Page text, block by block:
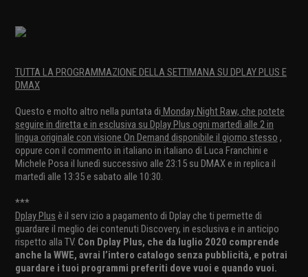
TUTTA LA PROGRAMMAZIONE DELLA SETTIMANA SU DPLAY PLUS E
DMAX
Questo e molto altro nella puntata di Monday Night Raw, che potete
seguire in diretta e in esclusiva su Dplay Plus ogni martedì alle 2 in
lingua originale con visione On Demand disponibile il giorno stesso ,
oppure con il commento in italiano in italiano di Luca Franchini e
Michele Posa il lunedì successivo alle 23:15 su DMAX e in replica il
martedì alle 13:35 e sabato alle 10:30.
***
Dplay Plus è il serv izio a pagamento di Dplay che ti permette di
guardare il meglio dei contenuti Discovery, in esclusiva e in anticipo
rispetto alla TV. Con Dplay Plus, che da luglio 2020 comprende
anche la WWE, avrai l’intero catalogo senza pubblicità, e potrai
guardare i tuoi programmi preferiti dove vuoi e quando vuoi.